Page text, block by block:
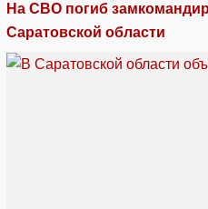
На СВО погиб
Саратовской области